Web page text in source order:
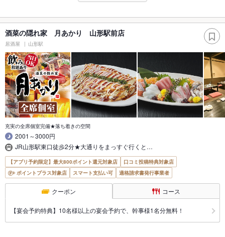
酒菜の隠れ家 月あかり 山形駅前店
居酒屋 山形駅
充実の全席個室完備★落ち着きの空間
2001～3000円
JR山形駅東口徒歩2分★大通りをまっすぐ行くと…
【アプリ予約限定】最大800ポイント還元対象店
口コミ投稿特典対象店
ポイントプラス対象店
スマート支払い可 適格請求書発行事業者
クーポン コース
【宴会予約特典】10名様以上の宴会予約で、幹事様1名分無料！